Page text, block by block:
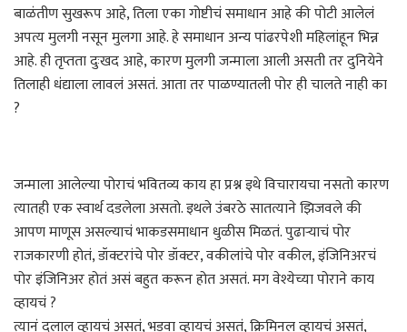
बाळंतीण सुखरूप आहे, तिला एका गोष्टीचं समाधान आहे की पोटी आलेलं
अपत्य मुलगी नसून मुलगा आहे. हे समाधान अन्य पांढरपेशी महिलांहून भिन्न
आहे. ही तृप्तता दुःखद आहे, कारण मुलगी जन्माला आली असती तर दुनियेने
तिलाही धंद्याला लावलं असतं. आता तर पाळण्यातली पोर ही चालते नाही का
?
जन्माला आलेल्या पोराचं भवितव्य काय हा प्रश्न इथे विचारायचा नसतो कारण
त्यातही एक स्वार्थ दडलेला असतो. इथले उंबरठे सातत्याने झिजवले की
आपण माणूस असल्याचं भाकडसमाधान धुळीस मिळतं. पुढाऱ्याचं पोर
राजकारणी होतं, डॉक्टरांचे पोर डॉक्टर, वकीलांचे पोर वकील, इंजिनिअरचं
पोर इंजिनिअर होतं असं बहुत करून होत असतं. मग वेश्येच्या पोराने काय
व्हायचं ?
त्यानं दलाल व्हायचं असतं, भडवा व्हायचं असतं, क्रिमिनल व्हायचं असतं,